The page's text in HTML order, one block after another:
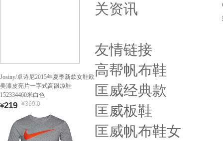
Josiny/卓诗尼2015年夏季新款女鞋欧
美漆皮亮片一字式高跟凉鞋
152334460米白色
¥219 ¥369.0
关资讯
友情链接
高帮帆布鞋
匡威经典款
匡威板鞋
匡威帆布鞋女